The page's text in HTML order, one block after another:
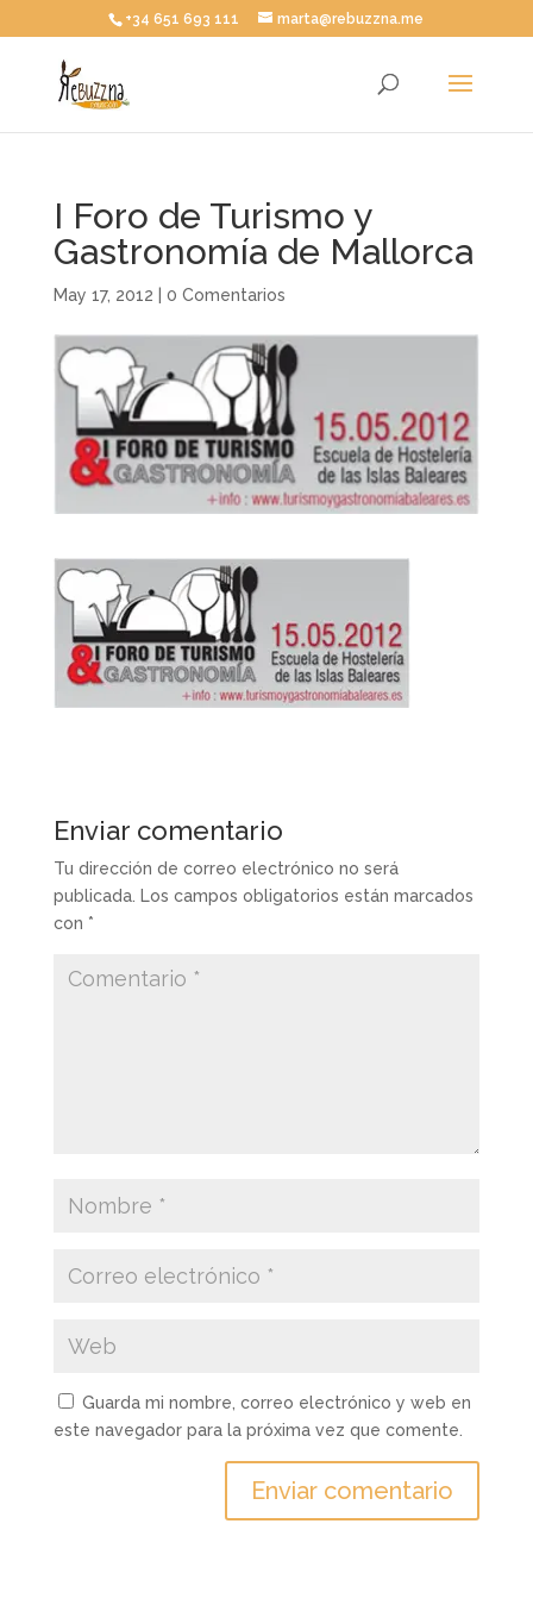
+34 651 693 111 marta@rebuzzna.me
I Foro de Turismo y
Gastronomía de Mallorca
May 17, 2012 0 Comentarios
Enviar comentario
Tu dirección de correo electrónico no será
publicada. Los campos obligatorios están marcados
con *
Guarda mi nombre, correo electrónico y web en
este navegador para la próxima vez que comente.